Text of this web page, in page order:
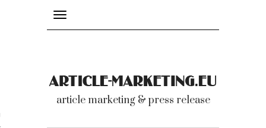
Toggle
navigation
article marketing & press release